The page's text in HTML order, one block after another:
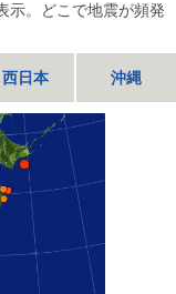
示。どこで地震が頻発
西日本 沖縄